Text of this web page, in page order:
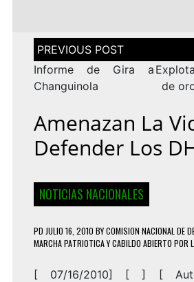
Navegación
de
entradas
Informe de Gira a
Changuinola
de
Amenazan La
Defender Los
NOTICIAS NACIONALES
PD JULIO 16, 2010 BYCOMISION NACIONAL DE
MARCHA PATRIOTICA Y CABILDO ABIERTO POR
[ 07/16/2010] [ ] [